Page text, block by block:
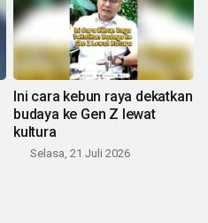
Ini cara kebun raya dekatkan
budaya ke Gen Z lewat
kultura
Selasa, 21 Juli 2026